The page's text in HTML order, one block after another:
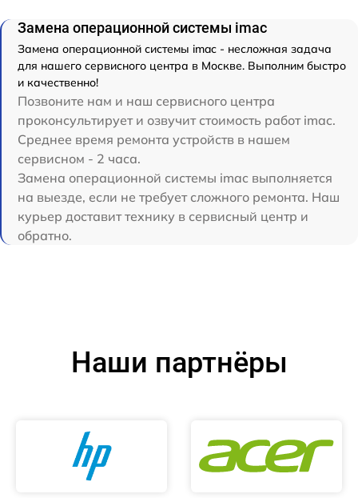
Замена операционной системы imac
Замена операционной системы imac - несложная задача
для нашего сервисного центра в Москве. Выполним быстро
и качественно!
Позвоните нам и наш сервисного центра
проконсультирует и озвучит стоимость работ imac.
Среднее время ремонта устройств в нашем
сервисном - 2 часа.
Замена операционной системы imac выполняется
на выезде, если не требует сложного ремонта. Наш
курьер доставит технику в сервисный центр и
обратно.
Наши партнёры